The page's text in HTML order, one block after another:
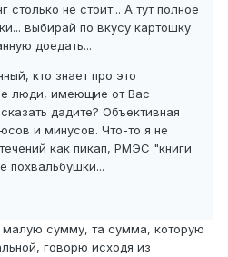
не стоит... А тут полное
выбирай по вкусу картошку
доедать...
кто знает про это
люди, имеющие от Вас
дадите? Объективная
и минусов. Что-то я не
как пикап, РМЭС "книги
похвальбушки...
малую сумму, та сумма, которую
говорю исходя из